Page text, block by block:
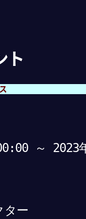
ト
～ 2023
ター